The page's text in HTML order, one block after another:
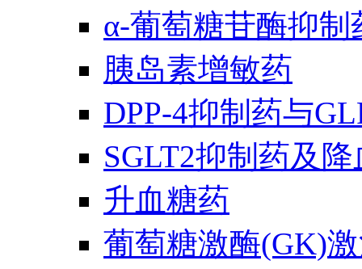
α-葡萄糖苷酶抑制
胰岛素增敏药
DPP-4抑制药与
SGLT2抑制药及
升血糖药
葡萄糖激酶(GK)